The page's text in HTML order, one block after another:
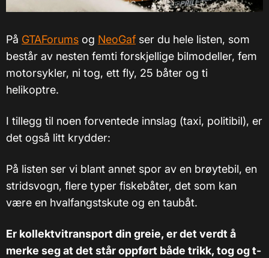
På GTAForums og NeoGaf ser du hele listen, som
består av nesten femti forskjellige bilmodeller, fem
motorsykler, ni tog, ett fly, 25 båter og ti
helikoptre.
I tillegg til noen forventede innslag (taxi, politibil), er
det også litt krydder:
På listen ser vi blant annet spor av en brøytebil, en
stridsvogn, flere typer fiskebåter, det som kan
være en hvalfangstskute og en taubåt.
Er kollektvitransport din greie, er det verdt å
merke seg at det står oppført både trikk, tog og t-